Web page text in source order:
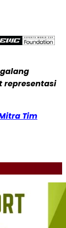
representasi
Tim